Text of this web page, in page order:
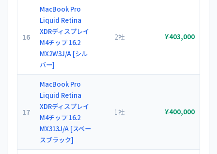
16
MacBook Pro
Liquid Retina
XDRディスプレイ
M4チップ 16.2
MX2W3J/A [シル
バー]
2社 ¥403,000
17
MacBook Pro
Liquid Retina
XDRディスプレイ
M4チップ 16.2
MX313J/A [スペー
スブラック]
1社 ¥400,000